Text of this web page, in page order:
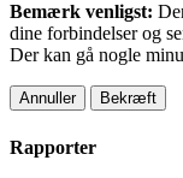
Bemærk venligst:
dine forbindelser og
Der kan gå nogle
Bekræft
Rapporter